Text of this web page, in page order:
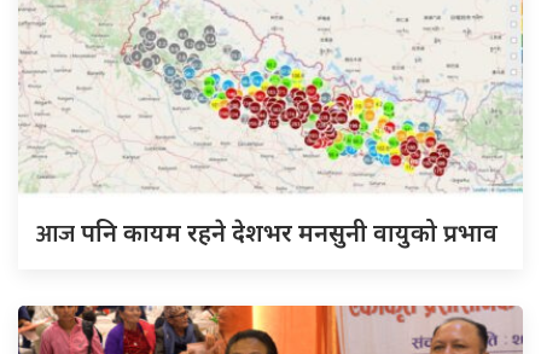
आजपनि कायम रहने देशभर मनसुनी वायुको प्रभाव